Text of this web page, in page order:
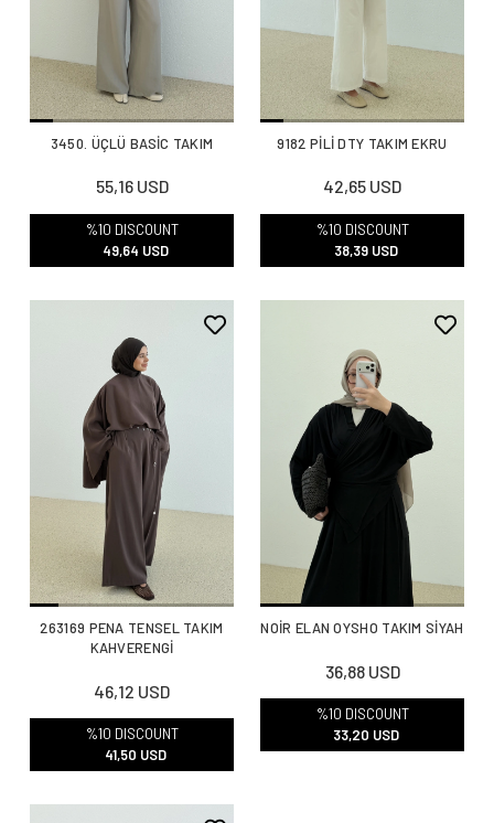
3450. ÜÇLÜ BASİC TAKIM
55,16 USD
%10 DISCOUNT
49,64 USD
9182 PİLİ DTY TAKIM EKRU
42,65 USD
%10 DISCOUNT
38,39 USD
263169 PENA TENSEL TAKIM
KAHVERENGİ
46,12 USD
%10 DISCOUNT
41,50 USD
NOİR ELAN OYSHO TAKIM SİYAH
36,88 USD
%10 DISCOUNT
33,20 USD